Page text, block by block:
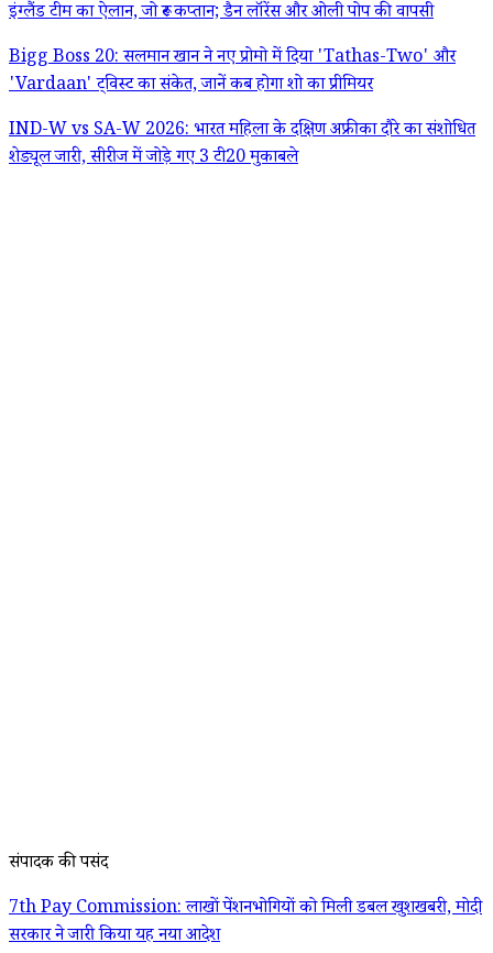
इंग्लैंड टीम का ऐलान, जो रूट कप्तान; डैन लॉरेंस और ओली पोप की वापसी
Bigg Boss 20: सलमान खान ने नए प्रोमो में दिया 'Tathas-Two' और
'Vardaan' ट्विस्ट का संकेत, जानें कब होगा शो का प्रीमियर
IND-W vs SA-W 2026: भारत महिला के दक्षिण अफ्रीका दौरे का संशोधित
शेड्यूल जारी, सीरीज में जोड़े गए 3 टी20 मुकाबले
संपादक की पसंद
7th Pay Commission: लाखों पेंशनभोगियों को मिली डबल खुशखबरी, मोदी
सरकार ने जारी किया यह नया आदेश